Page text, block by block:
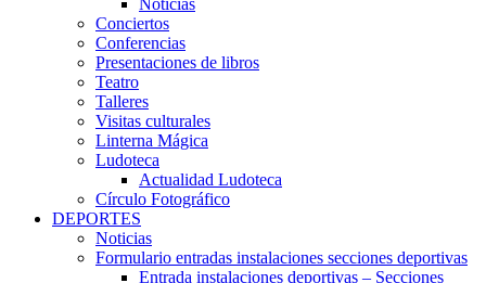
Noticias
Conciertos
Conferencias
Presentaciones de libros
Teatro
Talleres
Visitas culturales
Linterna Mágica
Ludoteca
Actualidad Ludoteca
Círculo Fotográfico
DEPORTES
Noticias
Formulario entradas instalaciones secciones deportivas
Entrada instalaciones deportivas – Secciones